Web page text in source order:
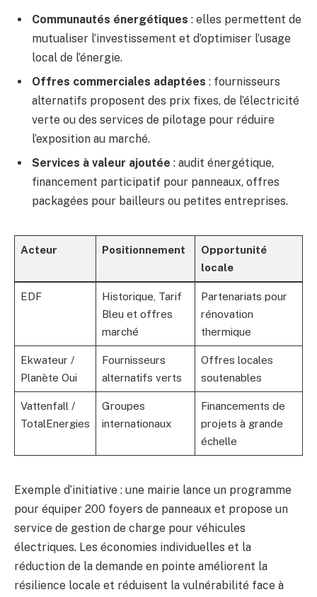
Communautés énergétiques : elles permettent de
mutualiser l’investissement et d’optimiser l’usage
local de l’énergie.
Offres commerciales adaptées : fournisseurs
alternatifs proposent des prix fixes, de l’électricité
verte ou des services de pilotage pour réduire
l’exposition au marché.
Services à valeur ajoutée : audit énergétique,
financement participatif pour panneaux, offres
packagées pour bailleurs ou petites entreprises.
Acteur Positionnement
Opportunité
locale
EDF
Historique, Tarif
Bleu et offres
marché
Partenariats pour
rénovation
thermique
Ekwateur /
Planète Oui
Fournisseurs
alternatifs verts
Offres locales
soutenables
Vattenfall /
TotalEnergies
Groupes
internationaux
Financements de
projets à grande
échelle
Exemple d’initiative : une mairie lance un programme
pour équiper 200 foyers de panneaux et propose un
service de gestion de charge pour véhicules
électriques. Les économies individuelles et la
réduction de la demande en pointe améliorent la
résilience locale et réduisent la vulnérabilité face à